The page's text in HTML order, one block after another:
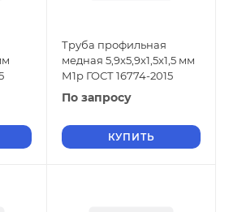
Труба профильная
медная 5,9x5,9x1,5x1,5 мм
М1р ГОСТ 16774-2015
По запросу
КУПИТЬ